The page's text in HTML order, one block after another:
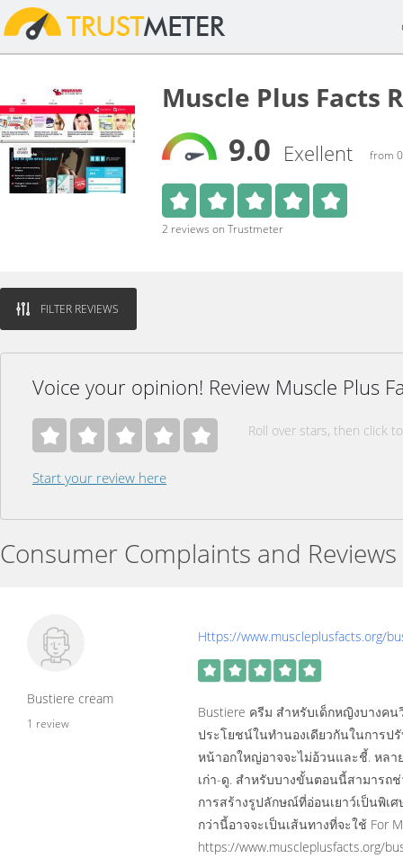
Muscle Plus Facts
9.0 Exellent from
2 reviews on Trustmeter
FILTER REVIEWS
Voice your opinion! Review Muscle Plus
Roll over stars, then click
Start your review here
Consumer Complaints and Reviews
Bustiere cream
1 review
Https://www.muscleplusfacts.org/
Bustiere ครีม สำหรับเด็กหญิงบางค
ประโยชน์ในทำนองเดียวกันในการป
หน้าอกใหญ่อาจจะไม่อ้วนและชี้. หลา
เก่า-ดู. สำหรับบางขั้นตอนนี้สามารถ
การสร้างรูปลักษณ์ที่อ่อนเยาว์เป็นพิเ
กว่านี้อาจจะเป็นเส้นทางที่จะใช้ For
https://www.muscleplusfacts.org/